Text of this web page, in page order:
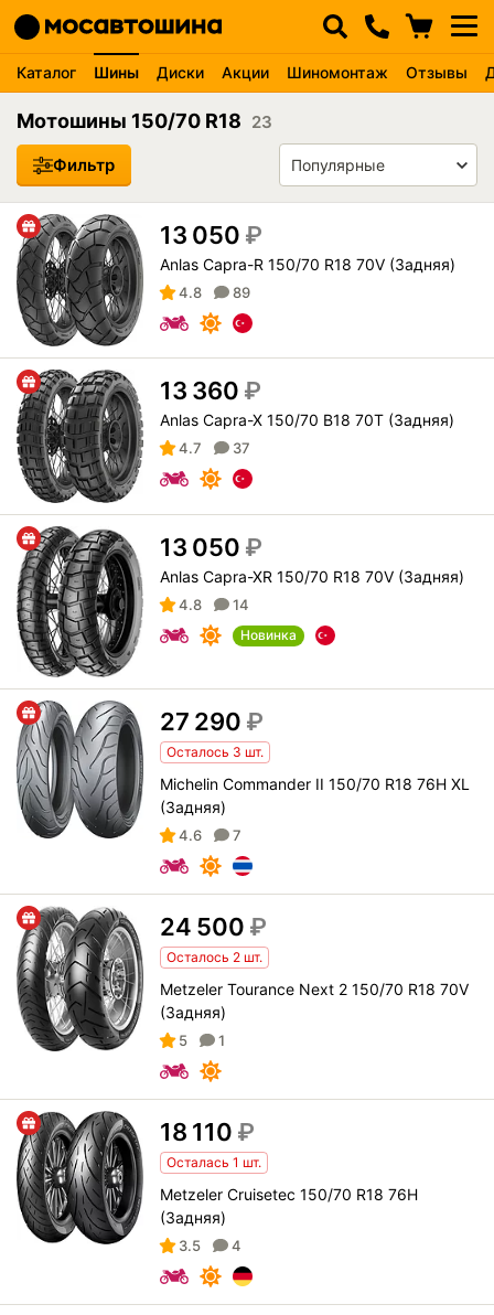
Каталог Шины Диски Акции Шиномонтаж Отзывы
Мотошины 150/70 R18 23
Фильтр
13 050 ₽
Anlas Capra-R 150/70 R18 70V (Задняя)
4.8 89
13 360 ₽
Anlas Capra-X 150/70 B18 70T (Задняя)
4.7 37
13 050 ₽
Anlas Capra-XR 150/70 R18 70V (Задняя)
4.8 14
Новинка
27 290 ₽
Осталось 3 шт.
Michelin Commander II 150/70 R18 76H XL
(Задняя)
4.6 7
24 500 ₽
Осталось 2 шт.
Metzeler Tourance Next 2 150/70 R18 70V
(Задняя)
5 1
18 110 ₽
Осталась 1 шт.
Metzeler Cruisetec 150/70 R18 76H
(Задняя)
3.5 4